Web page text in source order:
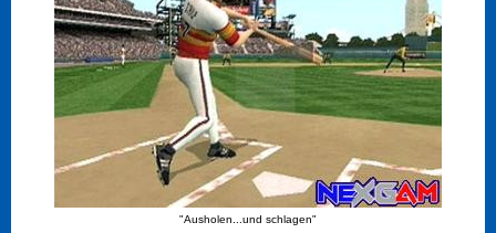
"Ausholen...und schlagen"